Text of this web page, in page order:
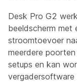
Desk Pro G2
beeldscherm met
stroomtoevoer
meerdere
setups en kan